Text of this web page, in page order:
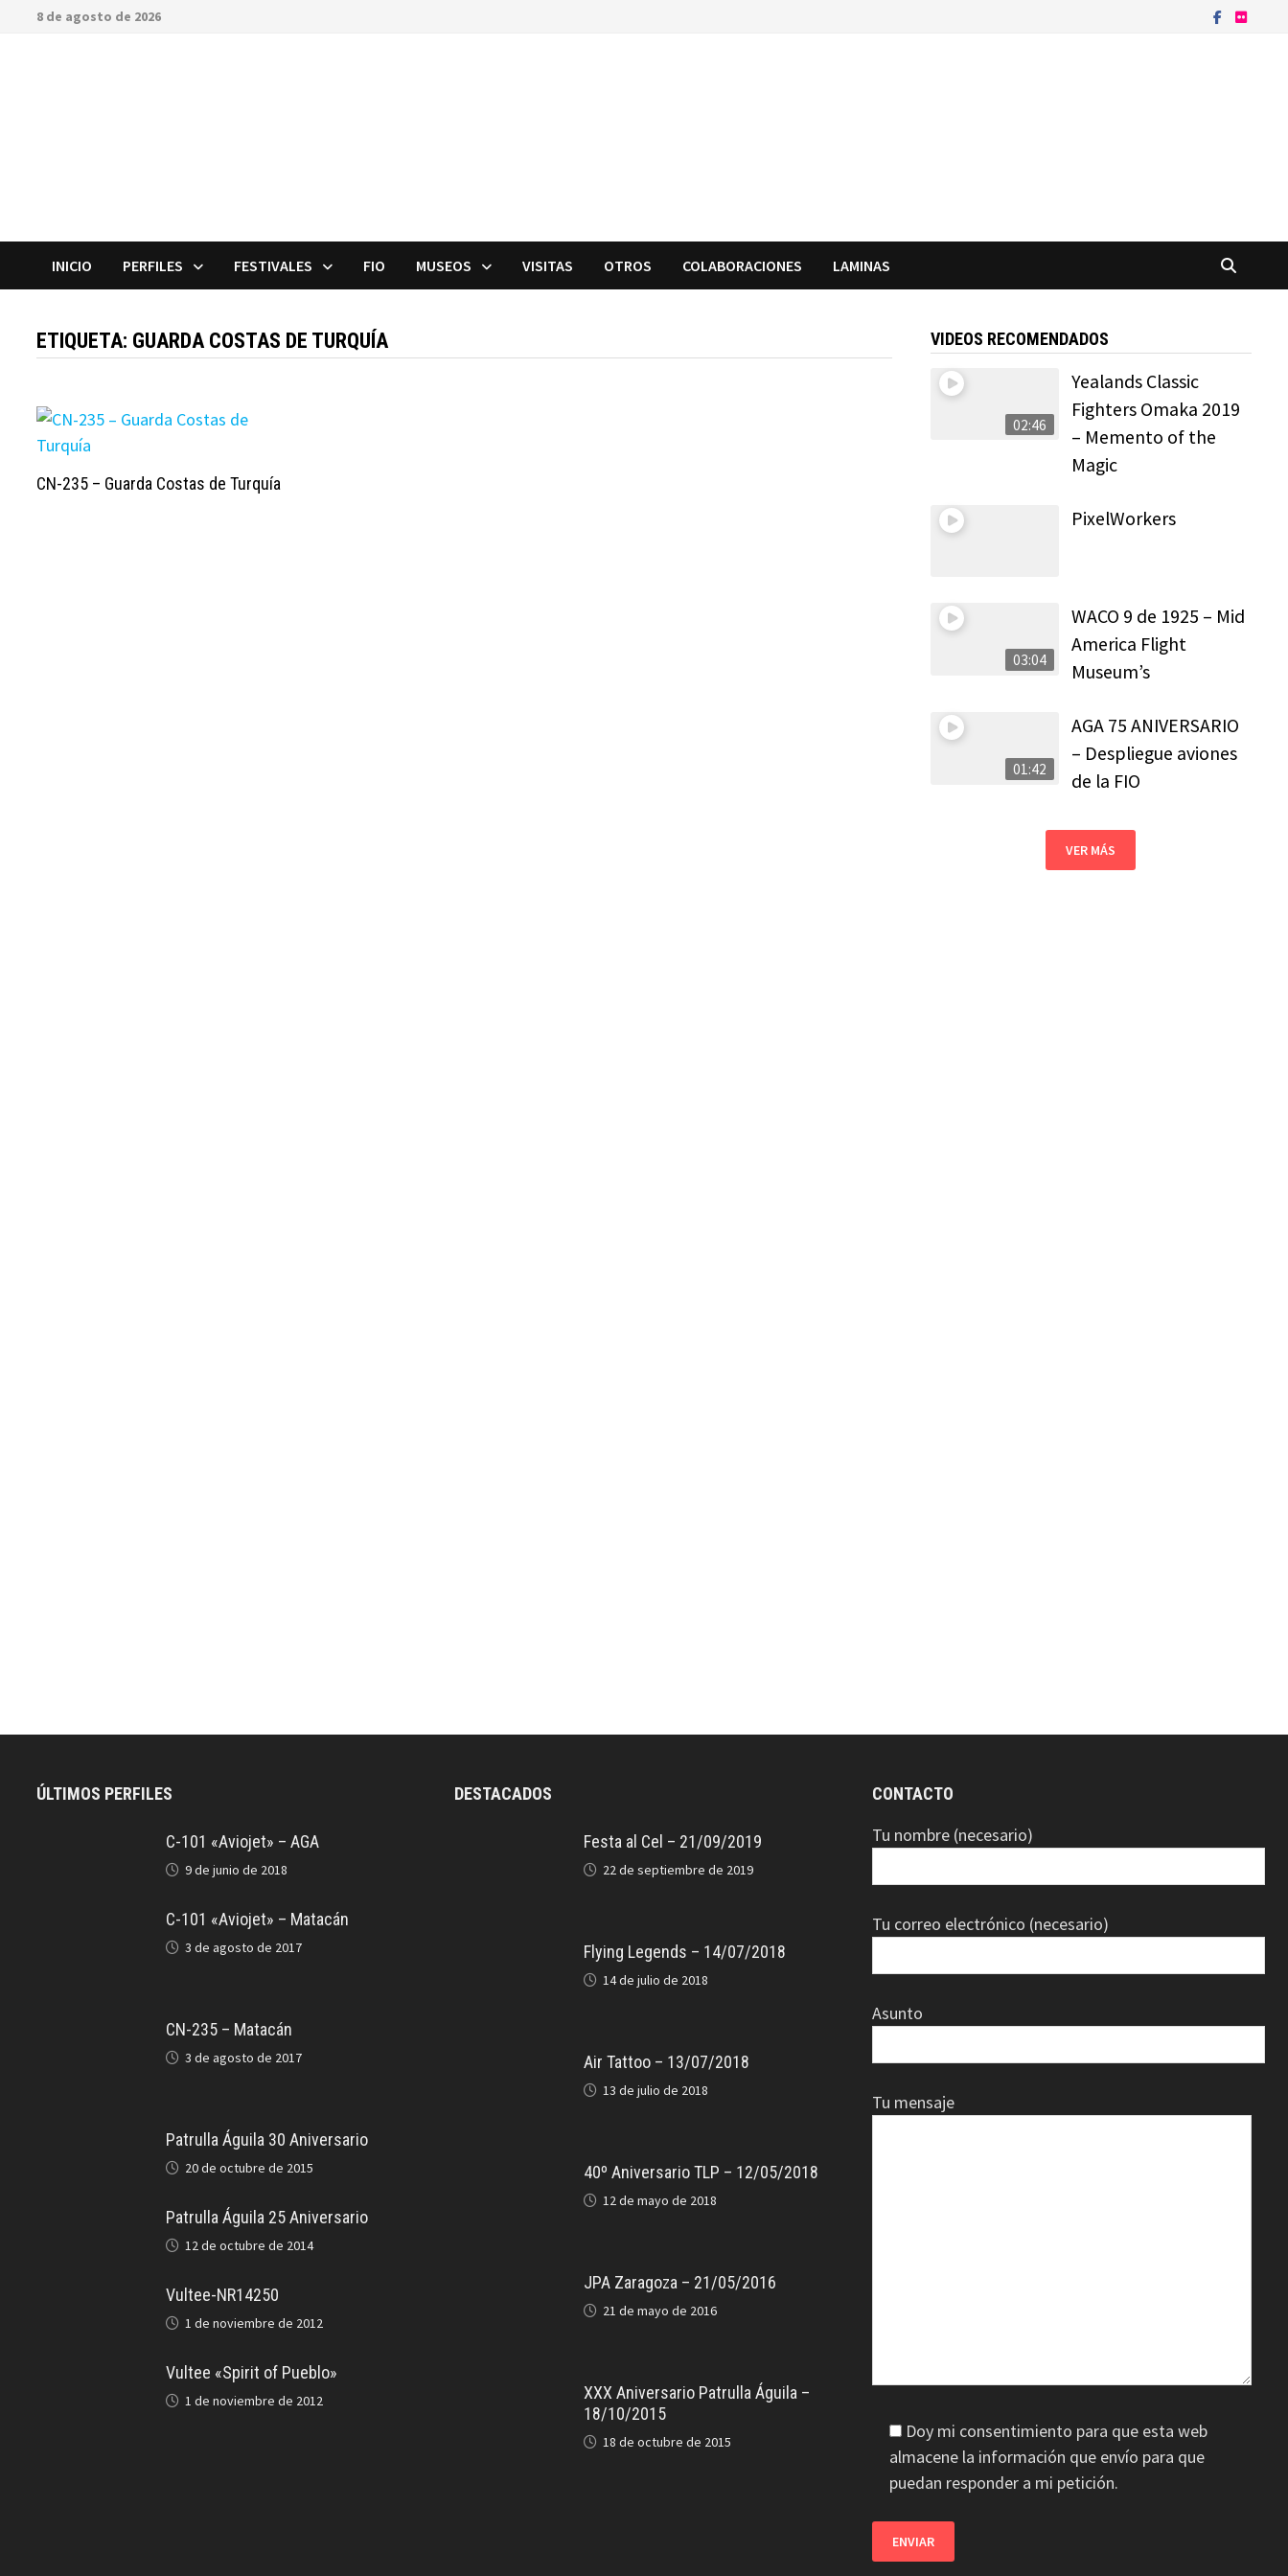
Saltar8 de agosto de 2026
INICIO PERFILES FESTIVALES FIO MUSEOS VISITAS OTROS COLABORACIONES LAMINAS
ETIQUETA: GUARDA COSTAS DE TURQUÍA
CN-235 – Guarda Costas de Turquía
VIDEOS RECOMENDADOS
02:46
Yealands Classic
Fighters Omaka 2019
– Memento of the
Magic
PixelWorkers
03:04
WACO 9 de 1925 – Mid
America Flight
Museum’s
01:42
AGA 75 ANIVERSARIO
– Despliegue aviones
de la FIO
VER MÁS
ÚLTIMOS PERFILES
C-101 «Aviojet» – AGA
9 de junio de 2018
C-101 «Aviojet» – Matacán
3 de agosto de 2017
CN-235 – Matacán
3 de agosto de 2017
Patrulla Águila 30 Aniversario
20 de octubre de 2015
Patrulla Águila 25 Aniversario
12 de octubre de 2014
Vultee-NR14250
1 de noviembre de 2012
Vultee «Spirit of Pueblo»
1 de noviembre de 2012
DESTACADOS
Festa al Cel – 21/09/2019
22 de septiembre de 2019
Flying Legends – 14/07/2018
14 de julio de 2018
Air Tattoo – 13/07/2018
13 de julio de 2018
40º Aniversario TLP – 12/05/2018
12 de mayo de 2018
JPA Zaragoza – 21/05/2016
21 de mayo de 2016
XXX Aniversario Patrulla Águila –
18/10/2015
18 de octubre de 2015
CONTACTO
Tu nombre (necesario)
Tu correo electrónico (necesario)
Asunto
Tu mensaje
Doy mi consentimiento para que esta web
almacene la información que envío para que
puedan responder a mi petición.